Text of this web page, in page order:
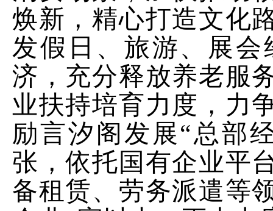
焕新，精心打造文化
发假日、旅游、展
济，充分释放养老服
业扶持培育力度，力
励言汐阁发展“总部
张，依托国有企业平
备租赁、劳务派遣等